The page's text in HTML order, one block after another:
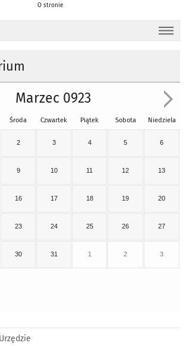
O stronie
Marzec 0923
Środa Czwartek Piątek Sobota Niedziela
2 3 4 5 6
9 10 11 12 13
16 17 18 19 20
23 24 25 26 27
30 31 1 2 3